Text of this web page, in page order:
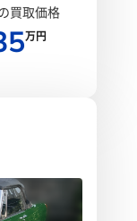
買取価格
万円